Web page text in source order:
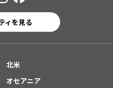
ィを見る
北米
オセアニア